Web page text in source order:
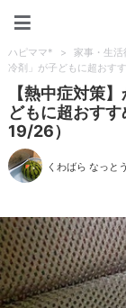
ハピママ* > 家事・生活
冷剤」が子どもに超おす
【熱中症対策
どもに超おす
19/26）
くわばら なっとう